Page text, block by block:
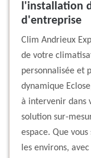
l'installation
d'entreprise
Clim Andrieux
de votre
personnalisée et
dynamique
à intervenir dans
solution sur-
espace. Que
les environs,